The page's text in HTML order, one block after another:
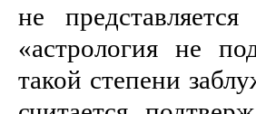
не
«астpология не
такой степени